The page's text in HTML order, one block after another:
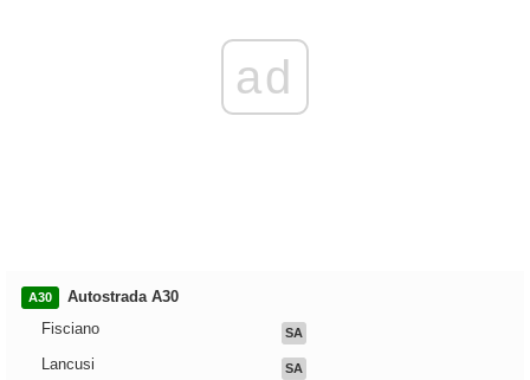
ad
A30
Autostrada A30
Fisciano
SA
Lancusi SA